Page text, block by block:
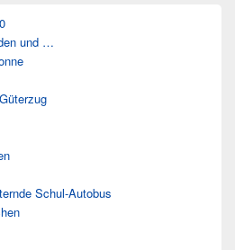
und …
Schul-Autobus